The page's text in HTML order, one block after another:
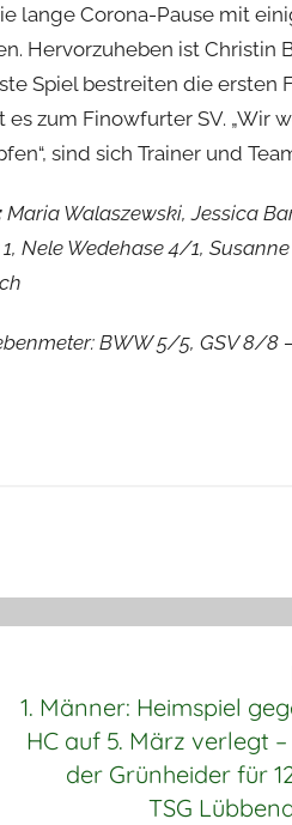
lange Corona-Pause mit
Hervorzuheben ist Christin
Spiel bestreiten die ersten
es zum Finowfurter SV. „Wir
sind sich Trainer und
Maria Walaszewski, Jessica
Nele Wedehase 4/1,
BWW 5/5, GSV 8/8
1. Männer: Heimspiel
HC auf 5. März verlegt
der Grünheider für
TSG